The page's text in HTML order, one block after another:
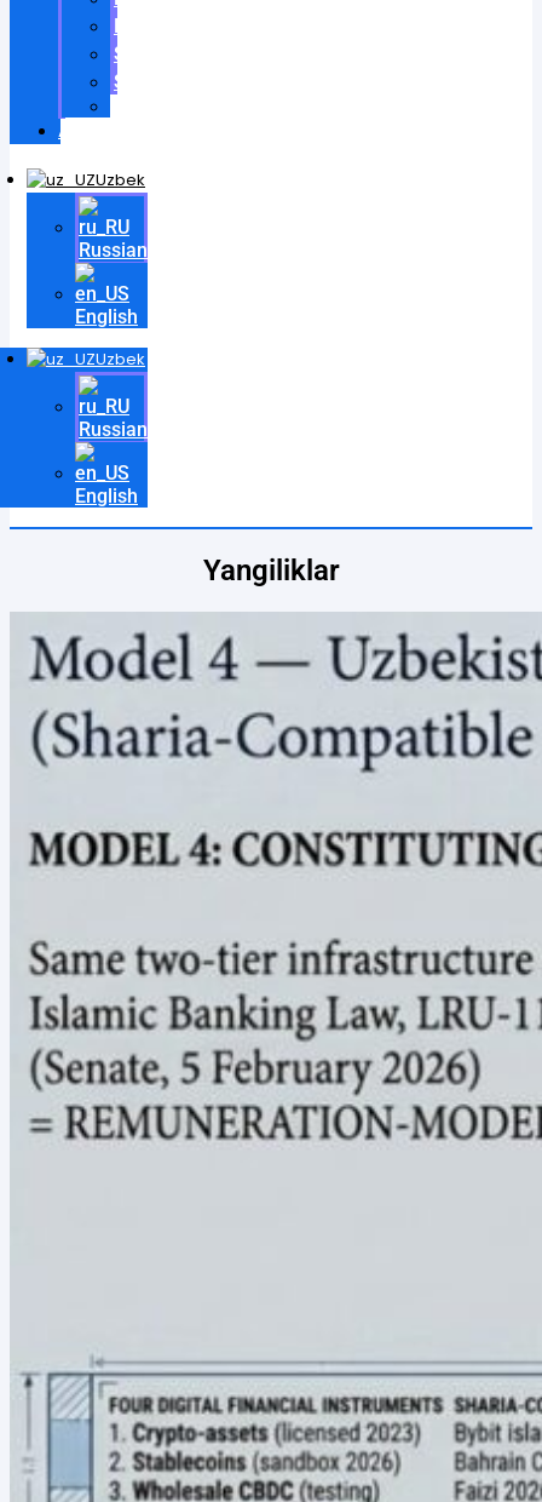
Patentlar
Sertifikatlar
Shartnomalar
Aloqa
Uzbek
Russian
English
Uzbek
Russian
English
Yangiliklar